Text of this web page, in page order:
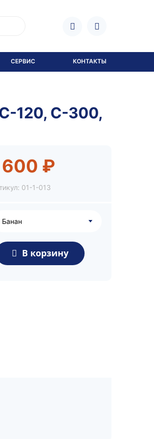
СЕРВИС КОНТАКТЫ
120, C-300,
₽
01-1-013
Банан
В корзину